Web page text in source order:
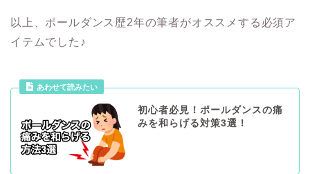
以上、ポールダンス歴2年の筆者がオススメする必須ア
イテムでした♪
初心者必見！ポールダンスの痛
みを和らげる対策3選！